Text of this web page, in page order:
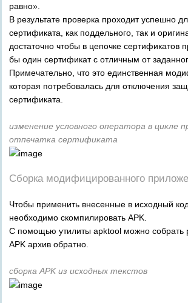
равно».
В результате проверка проходит успешно
сертификата, как поддельного, так и
достаточно чтобы в цепочке сертификатов
бы один сертификат с отличным от
Примечательно, что это единственная
которая потребовалась для отключения
сертификата.
изменение условного оператора в цикле
отпечатка сертификата
Сборка модифицированного
Чтобы применить внесенные в исходный
необходимо скомпилировать APK.
С помощью утилиты apktool можно собрать
APK архив обратно.
сборка APK из исходных текстов